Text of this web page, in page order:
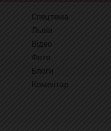
Спецтема
Львів
Відео
Фото
Блоги
Коментар